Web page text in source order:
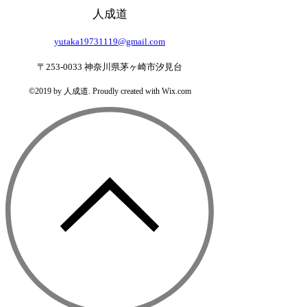
​人成道
yutaka19731119@gmail.com
〒253-0033 神奈川県茅ヶ崎市汐見台
©2019 by 人成道. Proudly created with Wix.com